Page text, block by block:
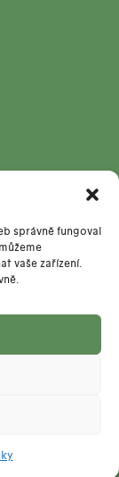
správně fungoval
vaše zařízení.